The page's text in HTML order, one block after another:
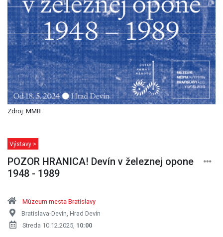
Zdroj: MMB
Výstavy >
POZOR HRANICA! Devín v železnej opone
1948 - 1989
Múzeum mesta Bratislavy
Bratislava-Devín, Hrad Devín
Streda 10.12.2025, 10:00